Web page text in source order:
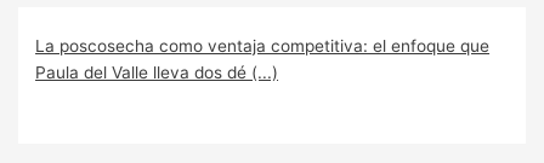
La poscosecha como ventaja competitiva: el enfoque que
Paula del Valle lleva dos dé (...)